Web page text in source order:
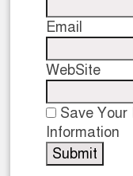
Email
WebSite
Save
Information